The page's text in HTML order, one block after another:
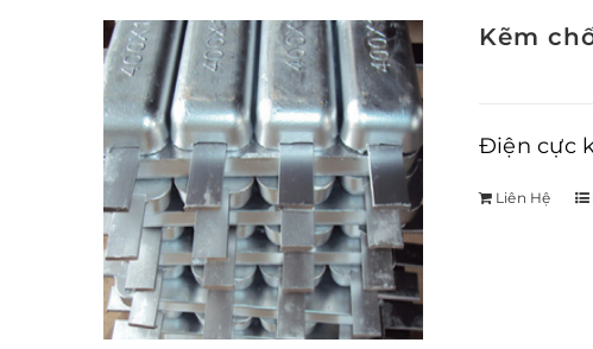
Kẽm
Điện cực
Liên Hệ